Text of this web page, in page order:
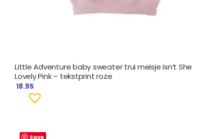
Little Adventure baby sweater trui meisje Isn’t She
Lovely Pink – tekstprint roze
18.95
Save